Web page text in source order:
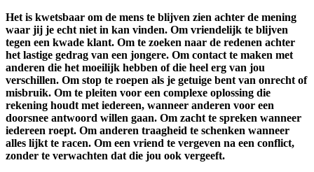
Het is kwetsbaar om de mens te blijven zien achter de mening
waar jij je echt niet in kan vinden. Om vriendelijk te blijven
tegen een kwade klant. Om te zoeken naar de redenen achter
het lastige gedrag van een jongere. Om contact te maken met
anderen die het moeilijk hebben of die heel erg van jou
verschillen. Om stop te roepen als je getuige bent van onrecht of
misbruik. Om te pleiten voor een complexe oplossing die
rekening houdt met iedereen, wanneer anderen voor een
doorsnee antwoord willen gaan. Om zacht te spreken wanneer
iedereen roept. Om anderen traagheid te schenken wanneer
alles lijkt te racen. Om een vriend te vergeven na een conflict,
zonder te verwachten dat die jou ook vergeeft.